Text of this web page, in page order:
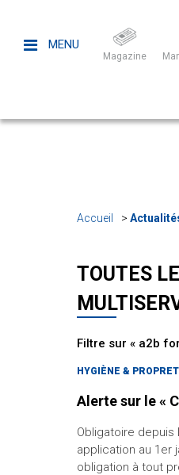
MENU
Magazine
Accueil
TOUTES
Filtre sur « a2b
HYGIÈNE &
Alerte sur le «
Obligatoire depuis
application au 1er
obligation à tout